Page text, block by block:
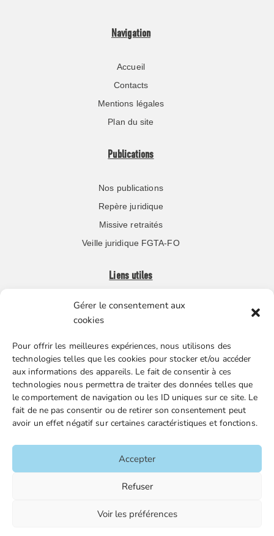
Gérer le consentement aux
cookies
Pour offrir les meilleures expériences, nous utilisons des
technologies telles que les cookies pour stocker et/ou accéder
aux informations des appareils. Le fait de consentir à ces
technologies nous permettra de traiter des données telles que
le comportement de navigation ou les ID uniques sur ce site. Le
fait de ne pas consentir ou de retirer son consentement peut
avoir un effet négatif sur certaines caractéristiques et fonctions.
Accepter
Refuser
Voir les préférences
Navigation
Accueil
Contacts
Mentions légales
Plan du site
Publications
Nos publications
Repère juridique
Missive retraités
Veille juridique FGTA-FO
Liens utiles
Boutique en ligne
Nos partenaires
Gestion des cookies
FGTA-FO / 15 avenue Victor Hugo – 92170 Vanves / 01 86
Accueil
Contacts
Mentions légales